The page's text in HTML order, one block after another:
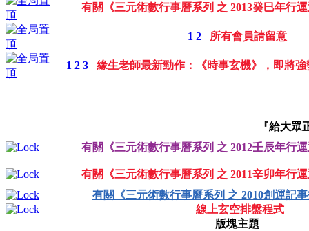
有關《三元術數行事曆系列 之 2013癸巳年行
1 2 所有會員請留意
1 2 3 緣生老師最新勁作：《時事玄機》，即將強
『給大
有關《三元術數行事曆系列 之 2012壬辰年行
有關《三元術數行事曆系列 之 2011辛卯年行
有關《三元術數行事曆系列 之 2010創運記
線上玄空排盤程式
版塊主題